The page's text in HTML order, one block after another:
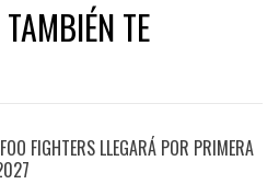
TE
FIGHTERS LLEGARÁ POR PRIMERA